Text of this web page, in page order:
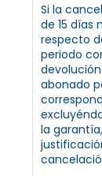
Si la
de 15 días
respecto
periodo
abonado
la